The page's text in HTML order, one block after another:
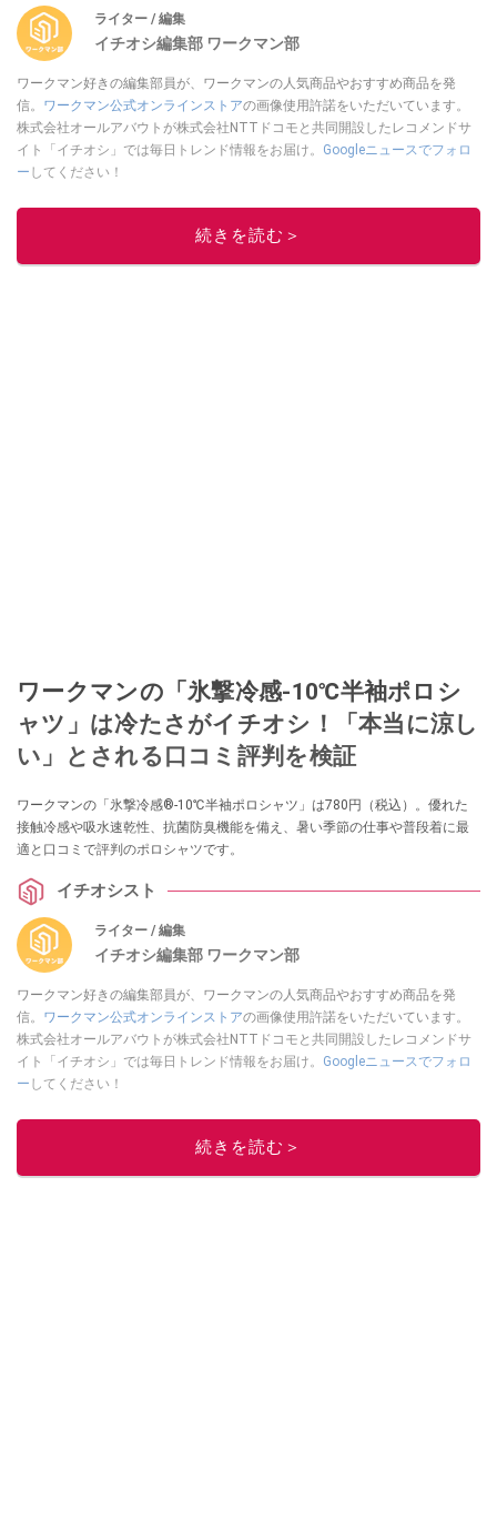
ライター / 編集
イチオシ編集部 ワークマン部
ワークマン好きの編集部員が、ワークマンの人気商品やおすすめ商品を発
信。 ワークマン公式オンラインストアの画像使用許諾をいただいています。
株式会社オールアバウトが株式会社NTTドコモと共同開設したレコメンドサ
イト「イチオシ」では毎日トレンド情報をお届け。 Googleニュースでフォロ
ー してください！
このイチオシストの他の記事を読む
続きを読む＞
ワークマンの「氷撃冷感-10℃半袖ポロシ
ャツ」は冷たさがイチオシ！「本当に涼し
い」とされる口コミ評判を検証
ワークマンの「氷撃冷感®-10℃半袖ポロシャツ」は780円（税込）。優れた
接触冷感や吸水速乾性、抗菌防臭機能を備え、暑い季節の仕事や普段着に最
適と口コミで評判のポロシャツです。
イチオシスト
ライター / 編集
イチオシ編集部 ワークマン部
ワークマン好きの編集部員が、ワークマンの人気商品やおすすめ商品を発
信。 ワークマン公式オンラインストアの画像使用許諾をいただいています。
株式会社オールアバウトが株式会社NTTドコモと共同開設したレコメンドサ
イト「イチオシ」では毎日トレンド情報をお届け。 Googleニュースでフォロ
ー してください！
このイチオシストの他の記事を読む
続きを読む＞